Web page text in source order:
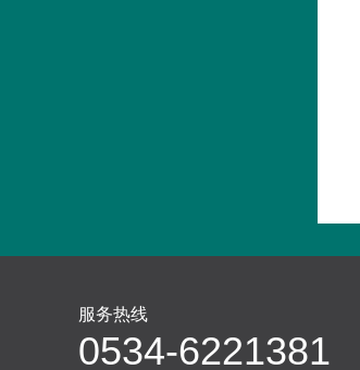
服务热线
0534-6221381